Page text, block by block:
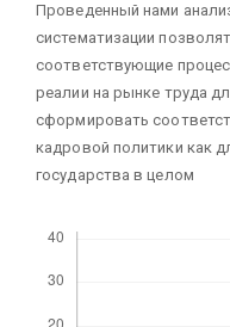
Проведенный нами
систематизации
соответствующие
реалии на рынке труда
сформировать
кадровой политики как
государства в целом